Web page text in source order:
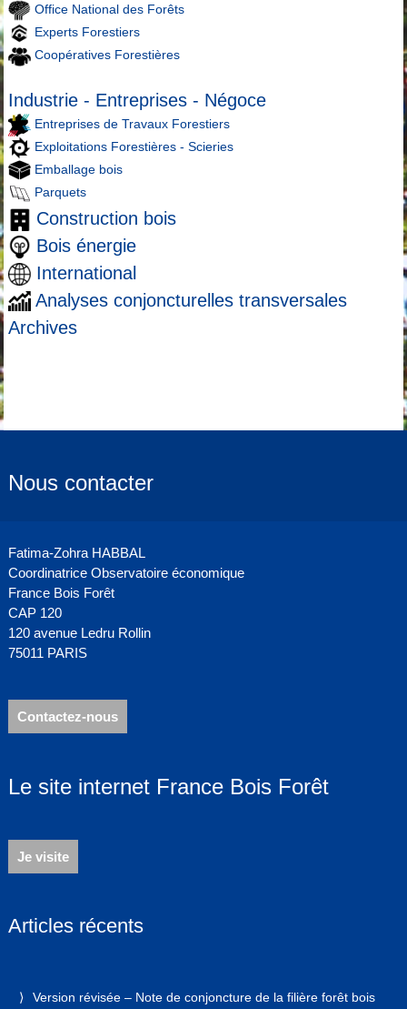
Office National des Forêts
Experts Forestiers
Coopératives Forestières
Industrie - Entreprises - Négoce
Entreprises de Travaux Forestiers
Exploitations Forestières - Scieries
Emballage bois
Parquets
Construction bois
Bois énergie
International
Analyses conjoncturelles transversales
Archives
Nous contacter
Fatima-Zohra HABBAL
Coordinatrice Observatoire économique
France Bois Forêt
CAP 120
120 avenue Ledru Rollin
75011 PARIS
Contactez-nous
Le site internet France Bois Forêt
Je visite
Articles récents
Version révisée – Note de conjoncture de la filière forêt bois